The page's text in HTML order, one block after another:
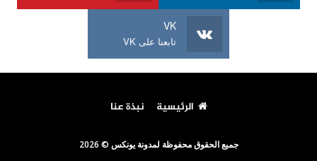
VK
تابعنا على VK
الرئيسية نبذة عنا
جميع الحقوق محفوظة لمدونة يونكس © 2026